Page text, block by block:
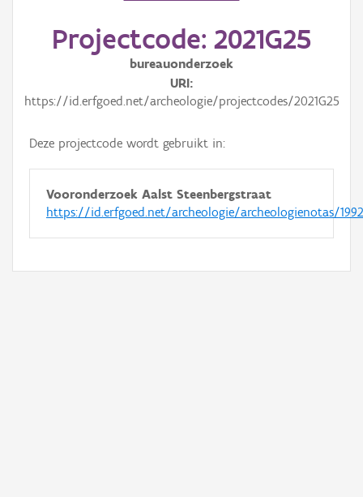
Projectcode: 2021G25
bureauonderzoek
URI
https://id.erfgoed.net/archeologie/projectcodes/2021G25
Deze projectcode wordt gebruikt in:
Vooronderzoek Aalst Steenbergstraat
https://id.erfgoed.net/archeologie/archeologienotas/